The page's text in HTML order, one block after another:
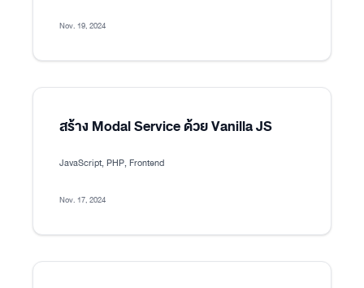
Nov. 19, 2024
สร้าง Modal Service ด้วย Vanilla JS
JavaScript, PHP, Frontend
Nov. 17, 2024